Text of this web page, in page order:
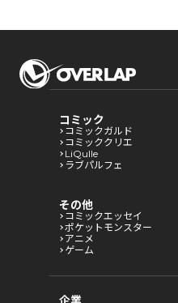
コミック
コミックガルド
コミッククリエ
LiQulle
ラブパルフェ
その他
コミックエッセイ
ポケットモンスター
アニメ
ゲーム